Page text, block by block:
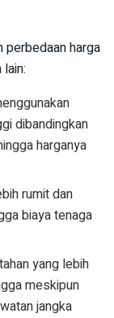
perbedaan harga
dibandingkan
harganya
rumit dan
biaya tenaga
yang lebih
meskipun
jangka